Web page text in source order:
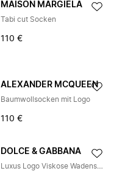
MAISON MARGIELA
Tabi cut Socken
110 €
ALEXANDER MCQUEEN
Baumwollsocken mit Logo
110 €
DOLCE & GABBANA
Luxus Logo Viskose Wadensocken